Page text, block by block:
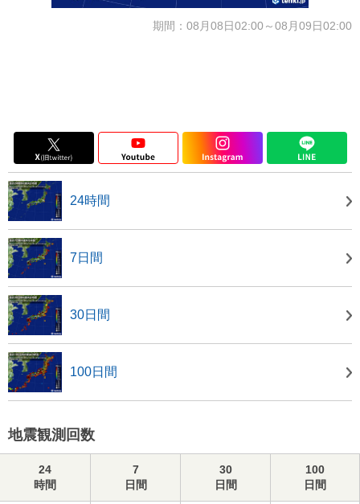
期間：08月08日02:00～08月09日02:00
24時間
7日間
30日間
100日間
地震観測回数
24
時間
7
日間
30
日間
100
日間